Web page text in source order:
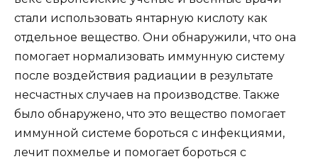
стали использовать янтарную кислоту как
отдельное вещество. Они обнаружили, что она
помогает нормализовать иммунную систему
после воздействия радиации в результате
несчастных случаев на производстве. Также
было обнаружено, что это вещество помогает
иммунной системе бороться с инфекциями,
лечит похмелье и помогает бороться с